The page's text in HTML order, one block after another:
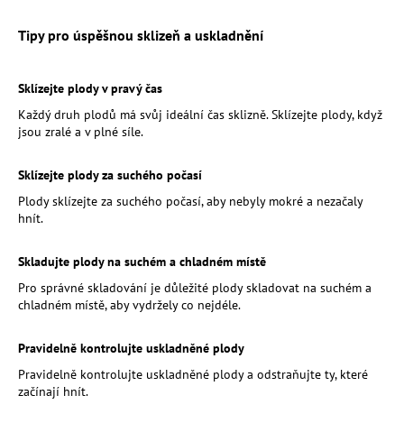
Tipy pro úspěšnou sklizeň a uskladnění
Sklízejte plody v pravý čas
Každý druh plodů má svůj ideální čas sklizně. Sklízejte plody, když
jsou zralé a v plné síle.
Sklízejte plody za suchého počasí
Plody sklízejte za suchého počasí, aby nebyly mokré a nezačaly
hnít.
Skladujte plody na suchém a chladném místě
Pro správné skladování je důležité plody skladovat na suchém a
chladném místě, aby vydržely co nejdéle.
Pravidelně kontrolujte uskladněné plody
Pravidelně kontrolujte uskladněné plody a odstraňujte ty, které
začínají hnít.
ČAJ
1
391,50
Kč